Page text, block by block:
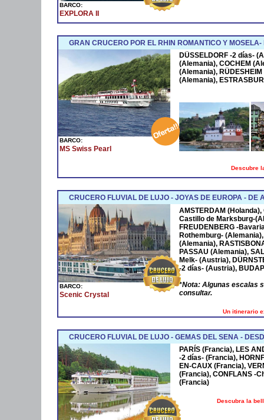
BARCO:
EXPLORA II
GRAN CRUCERO POR EL RHIN ROMANTICO Y
BARCO:
MS Swiss Pearl
DÜSSELDORF -2 días-
(Alemania), COCHEM
(Alemania),
(Alemania),
Descubre
CRUCERO FLUVIAL DE LUJO - JOYAS DE EUROPA - DE
BARCO:
Scenic Crystal
AMSTERDAM (Holanda),
Castillo de Marksburg-
FREUDENBERG -
Rothemburg-
(Alemania),
PASSAU (Alemania),
Melk- (Austria),
-2 días- (Austria),
*Nota: Algunas escalas
consultar.
Un itinerario
CRUCERO FLUVIAL DE LUJO - GEMAS DEL SENA -
PARÍS (Francia), LES
-2 días- (Francia),
EN-CAUX (Francia),
(Francia), CONFLANS -
(Francia)
Descubra la